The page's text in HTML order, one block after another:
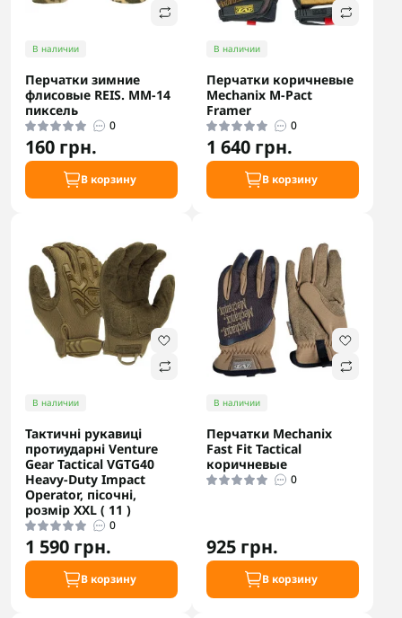
В наличии
Перчатки зимние
флисовые REIS. ММ-14
пиксель
0
160 грн.
В корзину
В наличии
Перчатки коричневые
Mechanix M-Pact
Framer
0
1 640 грн.
В корзину
В наличии
Тактичні рукавиці
протиударні Venture
Gear Tactical VGTG40
Heavy-Duty Impact
Operator, пісочні,
розмір XXL ( 11 )
0
1 590 грн.
В корзину
В наличии
Перчатки Mechanix
Fast Fit Tactical
коричневые
0
925 грн.
В корзину